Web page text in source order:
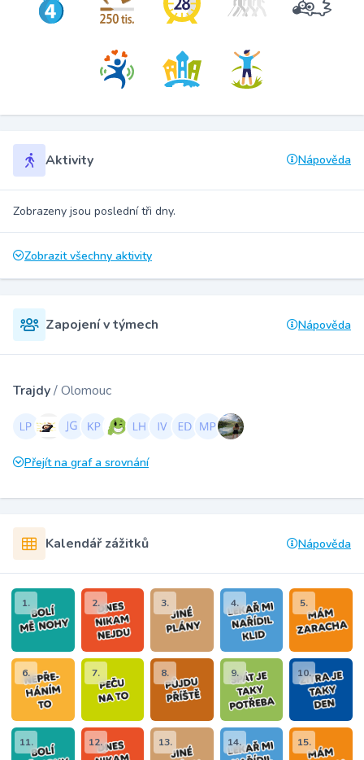
Aktivity Nápověda
Zobrazeny jsou poslední tři dny.
Zobrazit všechny aktivity
Zapojení v týmech Nápověda
Trajdy/ Olomouc
Přejít na graf a srovnání
Kalendář zážitků Nápověda
1. 2. 3. 4. 5.
6. 7. 8. 9. 10.
11. 12. 13. 14. 15.